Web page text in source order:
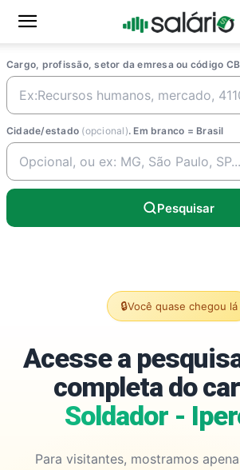
Cargo, profissão, setor da emresa ou código
Cidade/estado (opcional). Em branco = Brasil
Pesquisar
🔒Você quase chegou lá
Acesse a
completa do
Soldador -
Para visitantes, mostramos